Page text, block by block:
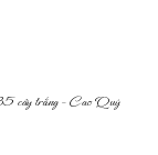
cây trắng – Cao Quý